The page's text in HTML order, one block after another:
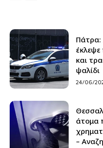
Πάτρα:
και
ψαλίδι
24/06/
άτομα
–